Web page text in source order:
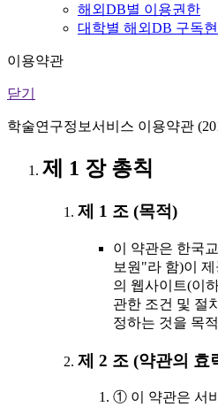
해외DB별 이용권한
대학별 해외DB 구독
이용약관
닫기
학술연구정보서비스 이용약관
제 1 장 총칙
제 1 조 (목적)
이 약관은 한국
보원"라 함)이
의 웹사이트(이
관한 조건 및 절
정하는 것을 목
제 2 조 (약관의 효
① 이 약관은 서